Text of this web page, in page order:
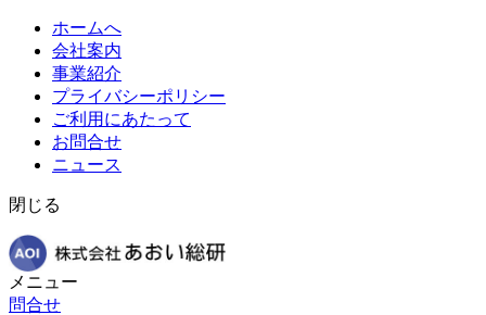
ホームへ
会社案内
事業紹介
プライバシーポリシー
ご利用にあたって
お問合せ
ニュース
閉じる
メニュー
問合せ